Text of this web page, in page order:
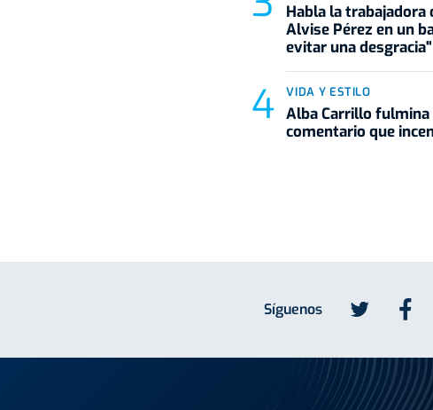
Habla la
Alvise Pérez en un
evitar una desgracia"
VIDA Y ESTILO
Alba Carrillo fulmina
comentario que
Síguenos